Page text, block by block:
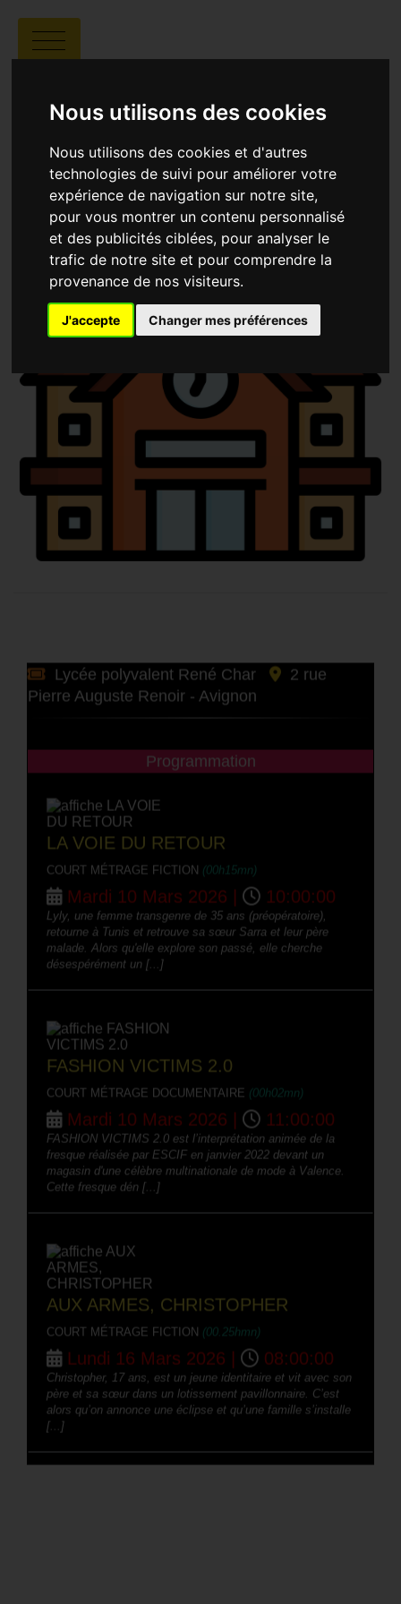
Nous utilisons des cookies
Nous utilisons des cookies et d'autres
technologies de suivi pour améliorer votre
expérience de navigation sur notre site,
pour vous montrer un contenu personnalisé
et des publicités ciblées, pour analyser le
trafic de notre site et pour comprendre la
provenance de nos visiteurs.
J'accepte Changer mes préférences
LYCÉE POLYVALENT
Lycée polyvalent René Char
2 rue
Pierre Auguste Renoir - Avignon
Programmation
LA VOIE DU RETOUR
COURT MÉTRAGE FICTION (00h15mn)
Mardi 10 Mars 2026 | 10:00:00
Lyly, une femme transgenre de 35 ans (préopératoire),
retourne à Tunis et retrouve sa sœur Sarra et leur père
malade. Alors qu'elle explore son passé, elle cherche
désespérément un [...]
FASHION VICTIMS 2.0
COURT MÉTRAGE DOCUMENTAIRE (00h02mn)
Mardi 10 Mars 2026 | 11:00:00
FASHION VICTIMS 2.0 est l’interprétation animée de la
fresque réalisée par ESCIF en janvier 2022 devant un
magasin d'une célèbre multinationale de mode à Valence.
Cette fresque dén [...]
AUX ARMES, CHRISTOPHER
COURT MÉTRAGE FICTION (00.25hmn)
Lundi 16 Mars 2026 | 08:00:00
Christopher, 17 ans, est un jeune identitaire et vit avec son
père et sa sœur dans un lotissement pavillonnaire. C’est
alors qu’on annonce une éclipse et qu’une famille s’installe
[...]